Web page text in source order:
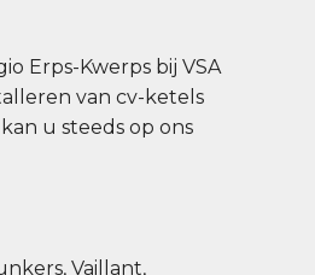
Erps-Kwerps bij VSA
van cv-ketels
kan u steeds op ons
Vaillant,